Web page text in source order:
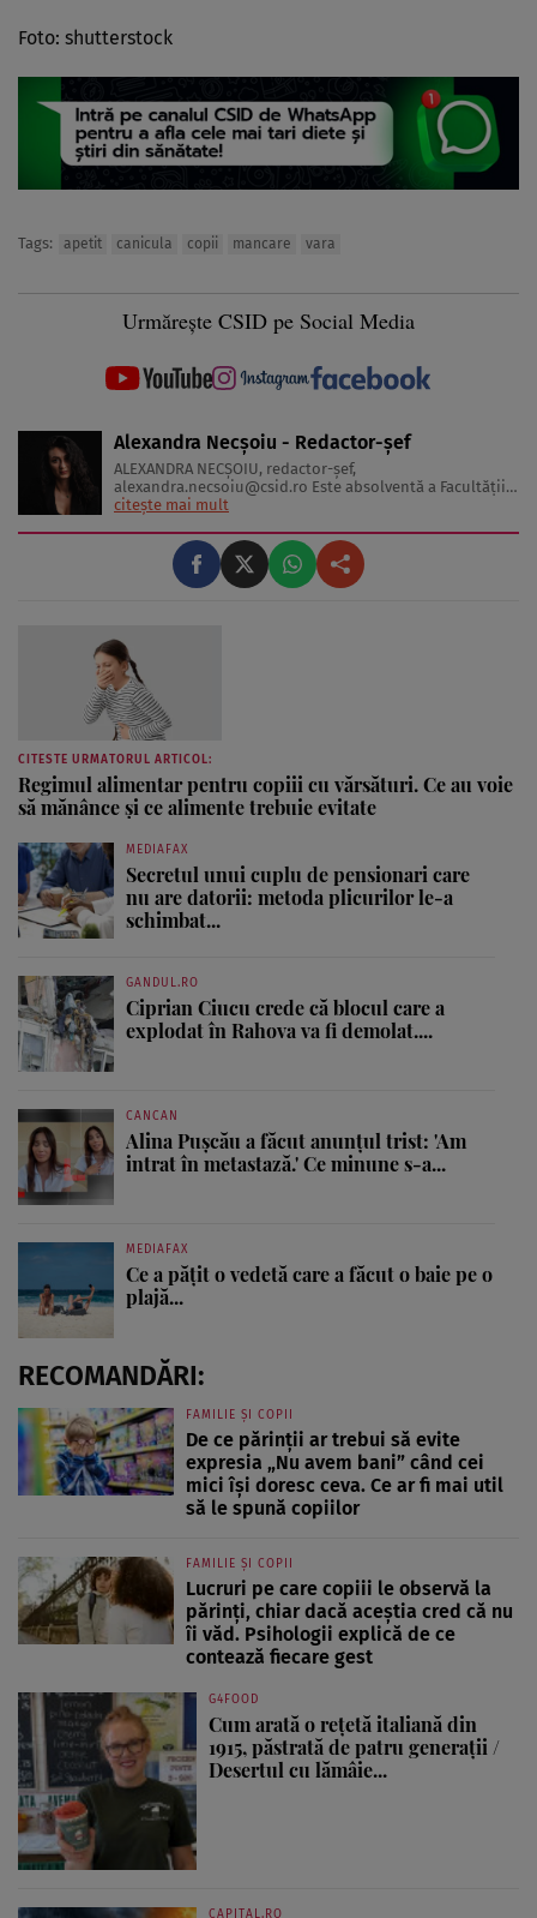
Foto: shutterstock
Tags: apetit canicula copii mancare vara
Urmărește CSID pe Social Media
Alexandra Necșoiu - Redactor-șef
ALEXANDRA NECŞOIU, redactor-șef,
alexandra.necsoiu@csid.ro Este absolventă a Facultăţii
de Jurnalism şi Ştiinţele Comunicării şi deţine o diplomă
Iubeşte să scrie şi nu se vede făcând altceva, acesta fiind
visul ei încă de pe ...
citește mai mult
CITESTE URMATORUL ARTICOL:
Regimul alimentar pentru copiii cu vărsături. Ce au voie
să mănânce și ce alimente trebuie evitate
MEDIAFAX
Secretul unui cuplu de pensionari care
nu are datorii: metoda plicurilor le-a
schimbat...
GANDUL.RO
Ciprian Ciucu crede că blocul care a
explodat în Rahova va fi demolat....
CANCAN
Alina Pușcău a făcut anunțul trist: 'Am
intrat în metastază.' Ce minune s-a...
MEDIAFAX
Ce a pățit o vedetă care a făcut o baie pe o
plajă...
RECOMANDĂRI:
FAMILIE ȘI COPII
De ce părinții ar trebui să evite
expresia „Nu avem bani” când cei
mici își doresc ceva. Ce ar fi mai util
să le spună copiilor
FAMILIE ȘI COPII
Lucruri pe care copiii le observă la
părinți, chiar dacă aceștia cred că nu
îi văd. Psihologii explică de ce
contează fiecare gest
G4FOOD
Cum arată o rețetă italiană din
1915, păstrată de patru generații /
Desertul cu lămâie...
CAPITAL.RO